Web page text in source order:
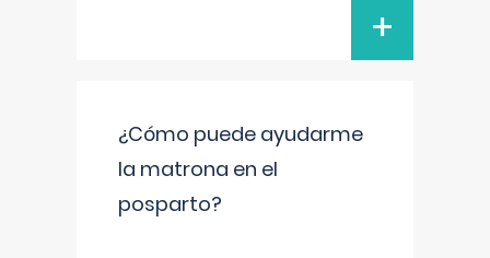
+
¿Cómo puede ayudarme
la matrona en el
posparto?